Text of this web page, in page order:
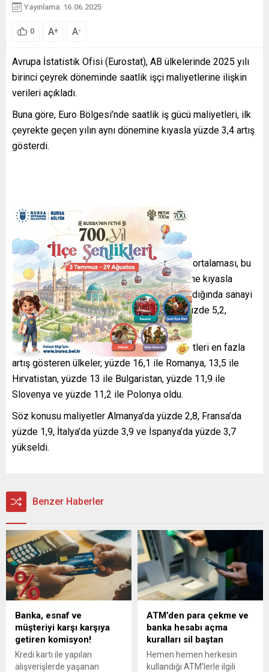
Yayınlama: 16.06.2025
0 A+ A-
Avrupa İstatistik Ofisi (Eurostat), AB ülkelerinde 2025 yılı
birinci çeyrek döneminde saatlik işçi maliyetlerine ilişkin
verileri açıkladı.
Buna göre, Euro Bölgesi’nde saatlik iş gücü maliyetleri, ilk
çeyrekte geçen yılın aynı dönemine kıyasla yüzde 3,4 artış
gösterdi.
AB üyesi 27 ülkede saatlik iş gücü maliyeti ortalaması, bu
yılın ilk çeyreğinde geçen yılın aynı dönemine kıyasla
yüzde 4,1 yükselirken, sektör bazında bakıldığında sanayi
sektöründe yüzde 3,3, inşaat sektöründe yüzde 5,2,
hizmet sektöründe de yüzde 4,7 arttı.
AB ülkeleri arasında ilk çeyrekte işçi maliyetleri en fazla
artış gösteren ülkeler, yüzde 16,1 ile Romanya, 13,5 ile
Hırvatistan, yüzde 13 ile Bulgaristan, yüzde 11,9 ile
Slovenya ve yüzde 11,2 ile Polonya oldu.
Söz konusu maliyetler Almanya’da yüzde 2,8, Fransa’da
yüzde 1,9, İtalya’da yüzde 3,9 ve İspanya’da yüzde 3,7
yükseldi.
Benzer Haberler
Banka, esnaf ve
müşteriyi karşı karşıya
getiren komisyon!
Kredi kartı ile yapılan
alışverişlerde yaşanan
ATM’den para çekme ve
banka hesabı açma
kuralları sil baştan
Hemen hemen herkesin
kullandığı ATM'lerle ilgili